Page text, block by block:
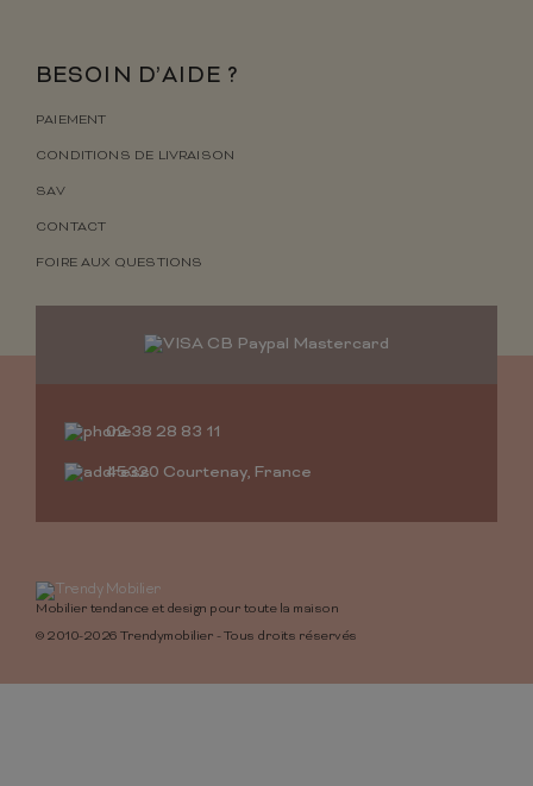
BESOIN D’AIDE ?
PAIEMENT
CONDITIONS DE LIVRAISON
SAV
CONTACT
FOIRE AUX QUESTIONS
02 38 28 83 11
45320 Courtenay, France
Mobilier tendance et design pour toute la maison
© 2010-2026 Trendymobilier - Tous droits réservés